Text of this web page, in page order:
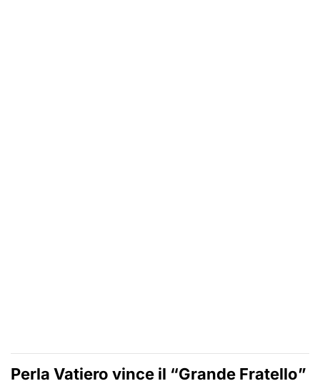
Perla Vatiero vince il “Grande Fratello”